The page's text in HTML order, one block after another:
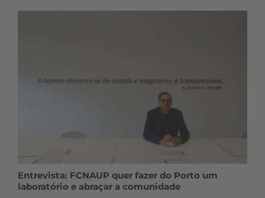
Entrevista: FCNAUP quer fazer do Porto um
laboratório e abraçar a comunidade